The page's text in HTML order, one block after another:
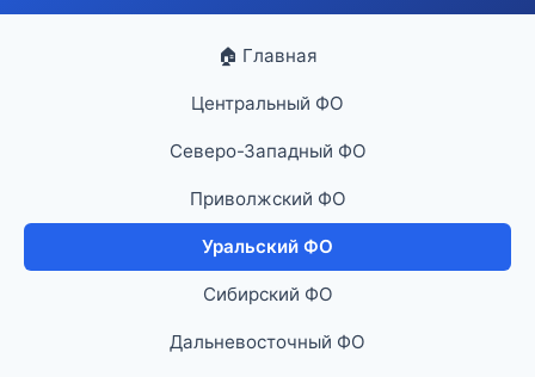
🏠 Главная
Центральный ФО
Северо-Западный ФО
Приволжский ФО
Уральский ФО
Сибирский ФО
Дальневосточный ФО